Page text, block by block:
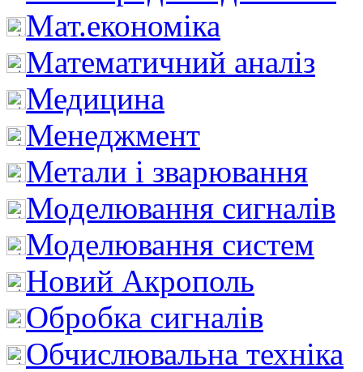
Мат.економіка
Математичний аналіз
Медицина
Менеджмент
Метали і зварювання
Моделювання сигналів
Моделювання систем
Новий Акрополь
Обробка сигналів
Обчислювальна техніка